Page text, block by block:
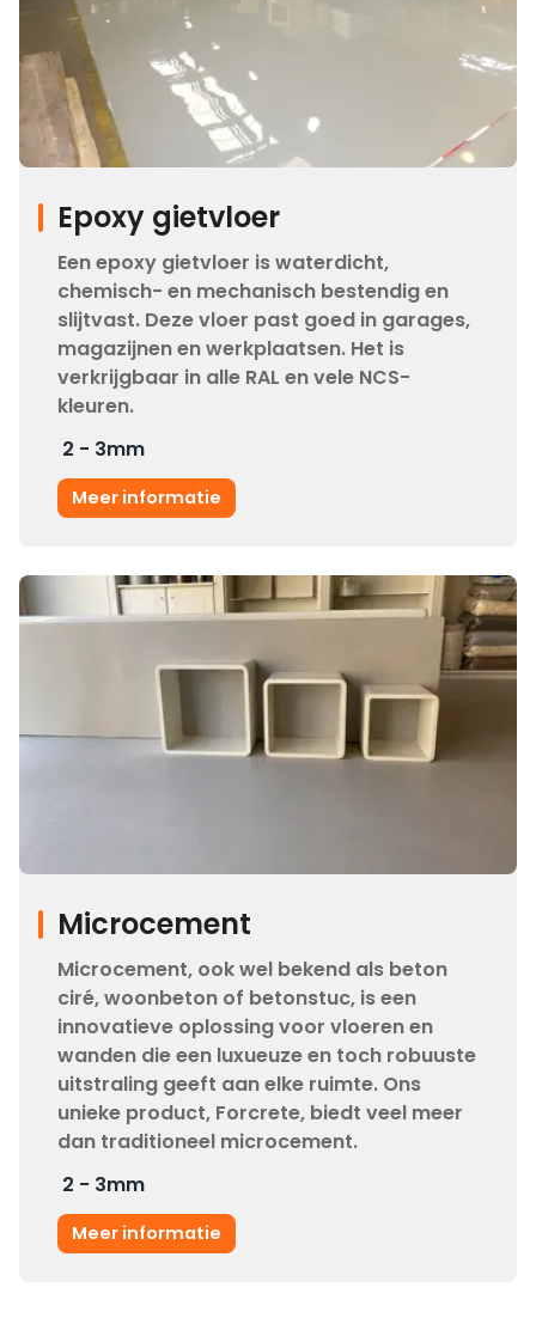
Epoxy gietvloer
Een epoxy gietvloer is waterdicht,
chemisch- en mechanisch bestendig en
slijtvast. Deze vloer past goed in garages,
magazijnen en werkplaatsen. Het is
verkrijgbaar in alle RAL en vele NCS-
kleuren.
2 - 3mm
Meer informatie
Microcement
Microcement, ook wel bekend als beton
ciré, woonbeton of betonstuc, is een
innovatieve oplossing voor vloeren en
wanden die een luxueuze en toch robuuste
uitstraling geeft aan elke ruimte. Ons
unieke product, Forcrete, biedt veel meer
dan traditioneel microcement.
2 - 3mm
Meer informatie